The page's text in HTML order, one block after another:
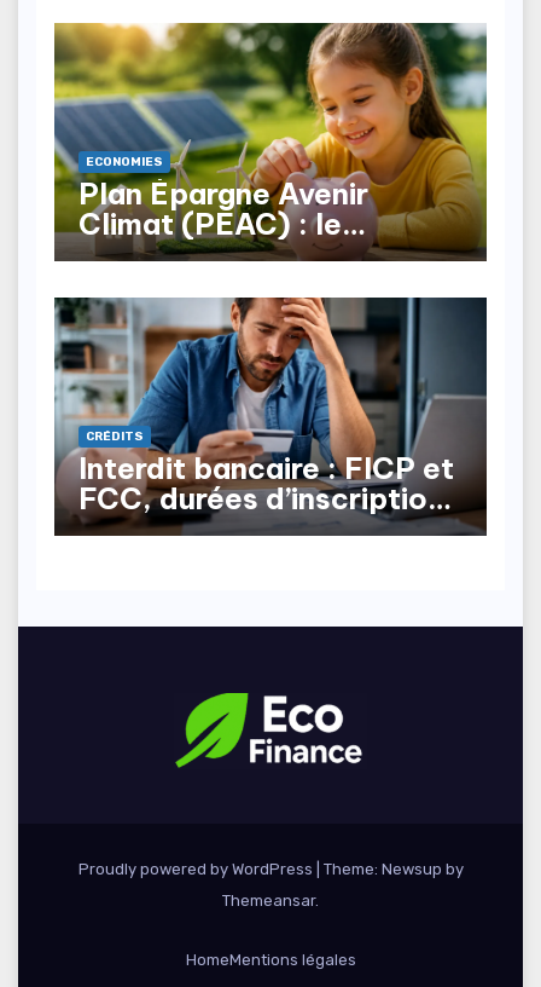
ECONOMIES
Plan Épargne Avenir
Climat (PEAC) : le
nouveau produit pour les
CRÉDITS
Interdit bancaire : FICP et
FCC, durées d’inscription,
comment en sortir ?
Proudly powered by WordPress
Theme: Newsup by
Themeansar.
HomeMentions légales